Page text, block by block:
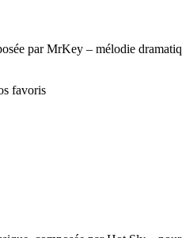
par MrKey – mélodie